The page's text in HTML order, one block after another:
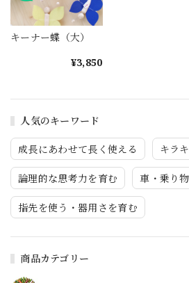
人気のキーワード
成長にあわせて長く使える キラ
論理的な思考力を育む 車・乗り
指先を使う・器用さを育む
商品カテゴリー
キーナー蝶（大）
¥3,850